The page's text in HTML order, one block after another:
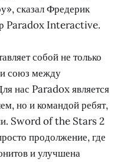
сказал Фредерик
Paradox Interactive.
собой не только
союз между
нас Paradox является
но и командой ребят,
Sword of the Stars 2
продолжение, где
и улучшена